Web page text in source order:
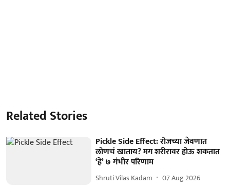
Related Stories
Pickle Side Effect: रोजच्या जेवणात
लोणचं खाताय? मग शरीरावर होऊ शकतात
‘हे’ ७ गंभीर परिणाम
Shruti Vilas Kadam 07 Aug 2026